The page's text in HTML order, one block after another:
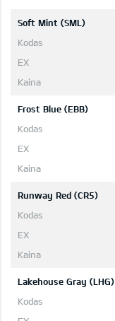
Soft Mint (SML)
Frost Blue (EBB)
Runway Red (CR5)
Lakehouse Gray (LHG)